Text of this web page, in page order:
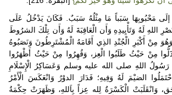
مَحْبُوبِهَا سَبَباً مَا مِثْلُهُ سَبَبٌ. فَكَانَ يَدْخُلُ عَلَى
اللهِ لَهُ وَتَأْيِيدِهِ وَأَن الْعَاقِبَةَ لَهُ وَأَن تِلْكَ الشرُوطَ
مِنْ أَكْبَرِ الْجُنْدِ الذِي أَقَامَهُ الْمُشْتَرِطُونَ وَنَصَبُوهُ
مِنْ حَيْثُ طَلَبُوا الْعِز، وَقُهِرُوا مِنْ حَيْثُ أَظْهَرُوا
رَسُولُ اللهِ صلى الله عليه وسلم وَعَسَاكِرُ الْإِسْلَامِ
الضيْمَ لَهُ وَفِيهِ؛ فَدَارَ الدوْرُ وَانْعَكَسَ الْأَمْرُ
وَانْقَلَبَتْ الْكَسْرَةُ لِله عِزاً بِاَللهِ، وَظَهَرَتْ حِكْمَةُ